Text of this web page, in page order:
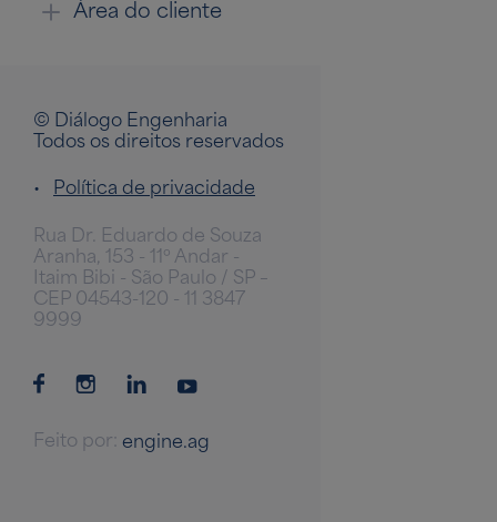
Área do cliente
© Diálogo Engenharia
Todos os direitos reservados
• Política de privacidade
Rua Dr. Eduardo de Souza
Aranha, 153 - 11º Andar -
Itaim Bibi - São Paulo / SP –
CEP 04543-120 - 11 3847
9999
Feito por: engine.ag